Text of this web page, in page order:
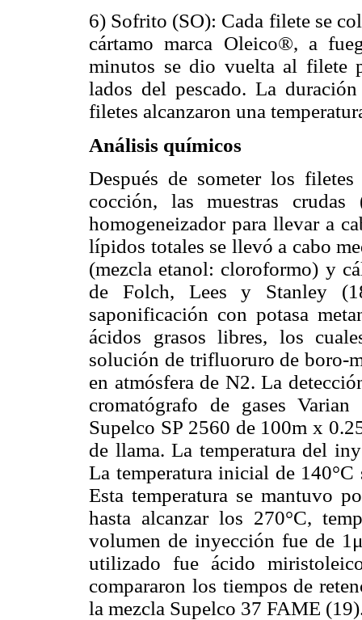
6) Sofrito (SO): Cada filete se
cártamo marca Oleico®, a
minutos se dio vuelta al filete
lados del pescado. La
filetes alcanzaron una
Análisis químicos
Después de someter los
cocción, las muestras
homogeneizador para llevar a
lípidos totales se llevó a cabo
(mezcla etanol: cloroformo) y
de Folch, Lees y Stanley
saponificación con potasa
ácidos grasos libres, los
solución de trifluoruro de boro-
en atmósfera de N2. La
cromatógrafo de gases
Supelco SP 2560 de 100m x
de llama. La temperatura del
La temperatura inicial de
Esta temperatura se mantuvo
hasta alcanzar los 270°C,
volumen de inyección fue de
utilizado fue ácido
compararon los tiempos de
la mezcla Supelco 37 FAME